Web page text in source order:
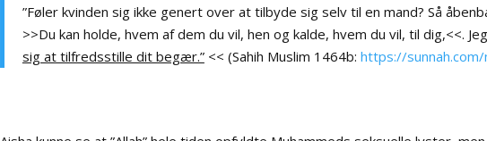
”Føler kvinden sig ikke genert over at tilbyde sig selv til en mand? Så
>>Du kan holde, hvem af dem du vil, hen og kalde, hvem du vil, til dig,<<.
sig at tilfredsstille dit begær.”<< (Sahih Muslim 1464b: https://